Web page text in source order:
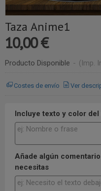
Taza Anime1
10,00 €
Producto Disponible - (Imp.
Costes de envío Ver
Incluye texto y color del
Añade algún
necesitas